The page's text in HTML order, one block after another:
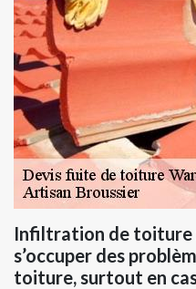
Infiltration de toiture
s’occuper des
toiture, surtout en